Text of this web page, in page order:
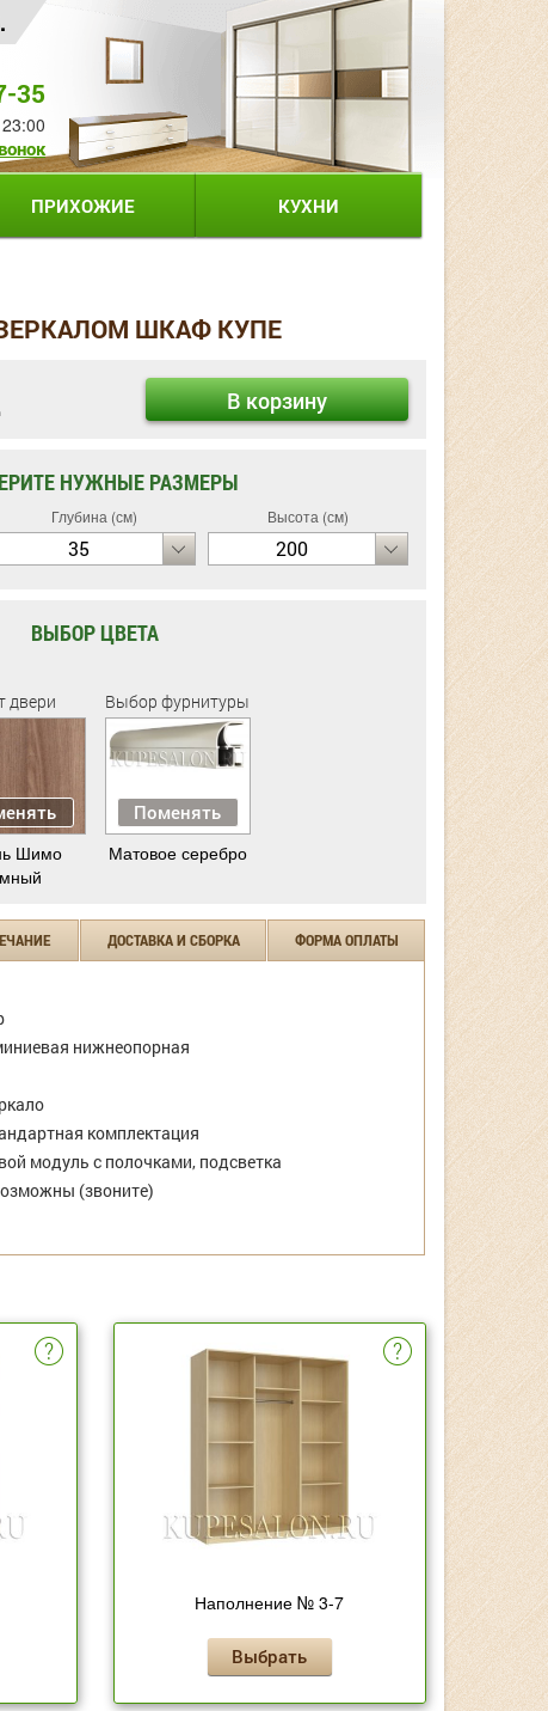
35
ПРИХОЖИЕ КУХНИ
ШКАФ КУПЕ
В корзину
НУЖНЫЕ РАЗМЕРЫ
Глубина (см)
35
Высота (см)
200
ВЫБОР ЦВЕТА
двери
Шимо
Выбор фурнитуры
Поменять
Матовое серебро
ДОСТАВКА И СБОРКА ФОРМА ОПЛАТЫ
нижнеопорная
комплектация
модуль с полочками, подсветка
(звоните)
Наполнение № 3-7
Выбрать